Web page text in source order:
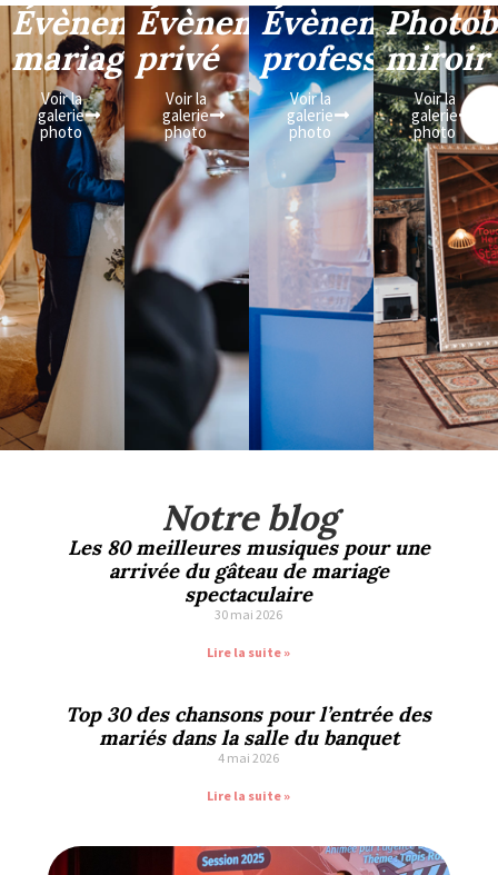
Évènement
mariage
Voir la
galerie
photo
Évènement
privé
Voir la
galerie
photo
Évènement
professionnel
Voir la
galerie
photo
miroir
Voir la
galerie
photo
Notre blog
Les 80 meilleures musiques pour une
arrivée du gâteau de mariage
spectaculaire
30 mai 2026
Lire la suite »
Top 30 des chansons pour l’entrée des
mariés dans la salle du banquet
4 mai 2026
Lire la suite »